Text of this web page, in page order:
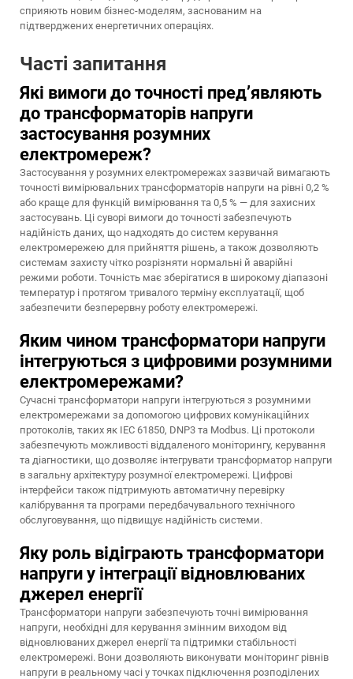
сприяють новим бізнес-моделям, заснованим на
підтверджених енергетичних операціях.
Часті запитання
Які вимоги до точності пред’являють
до трансформаторів напруги
застосування розумних
електромереж?
Застосування у розумних електромережах зазвичай вимагають
точності вимірювальних трансформаторів напруги на рівні 0,2 %
або краще для функцій вимірювання та 0,5 % — для захисних
застосувань. Ці суворі вимоги до точності забезпечують
надійність даних, що надходять до систем керування
електромережею для прийняття рішень, а також дозволяють
системам захисту чітко розрізняти нормальні й аварійні
режими роботи. Точність має зберігатися в широкому діапазоні
температур і протягом тривалого терміну експлуатації, щоб
забезпечити безперервну роботу електромережі.
Яким чином трансформатори напруги
інтегруються з цифровими розумними
електромережами?
Сучасні трансформатори напруги інтегруються з розумними
електромережами за допомогою цифрових комунікаційних
протоколів, таких як IEC 61850, DNP3 та Modbus. Ці протоколи
забезпечують можливості віддаленого моніторингу, керування
та діагностики, що дозволяє інтегрувати трансформатор напруги
в загальну архітектуру розумної електромережі. Цифрові
інтерфейси також підтримують автоматичну перевірку
калібрування та програми передбачувального технічного
обслуговування, що підвищує надійність системи.
Яку роль відіграють трансформатори
напруги у інтеграції відновлюваних
джерел енергії
Трансформатори напруги забезпечують точні вимірювання
напруги, необхідні для керування змінним виходом від
відновлюваних джерел енергії та підтримки стабільності
електромережі. Вони дозволяють виконувати моніторинг рівнів
напруги в реальному часі у точках підключення розподілених